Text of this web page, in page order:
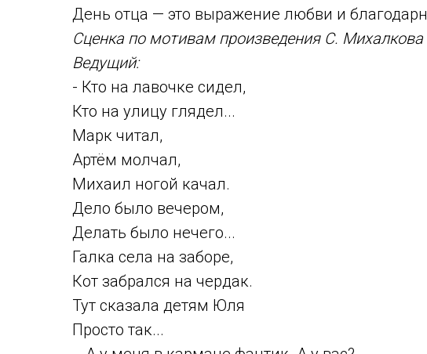
День отца — это выражение любви и
Сценка по мотивам произведения С. Михалкова
Ведущий:
- Кто на лавочке сидел,
Кто на улицу глядел...
Марк читал,
Артём молчал,
Михаил ногой качал.
Дело было вечером,
Делать было нечего...
Галка села на заборе,
Кот забрался на чердак.
Тут сказала детям Юля
Просто так...